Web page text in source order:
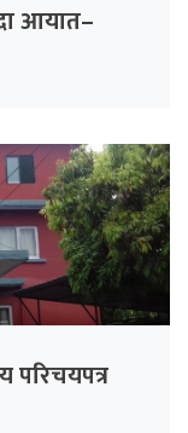
आयात–
परिचयपत्र